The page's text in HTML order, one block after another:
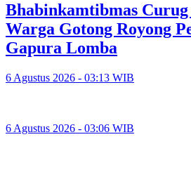
Bhabinkamtibmas
Warga Gotong Royong
Gapura Lomba
6 Agustus 2026 - 03:13 WIB
6 Agustus 2026 - 03:06 WIB